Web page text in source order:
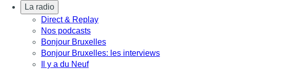
La radio
Direct & Replay
Nos podcasts
Bonjour Bruxelles
Bonjour Bruxelles: les interviews
Il y a du Neuf